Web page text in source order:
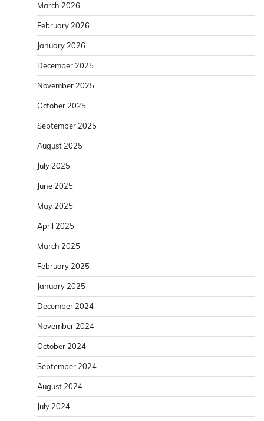
March 2026
February 2026
January 2026
December 2025
November 2025
October 2025
September 2025
August 2025
July 2025
June 2025
May 2025
April 2025
March 2025
February 2025
January 2025
December 2024
November 2024
October 2024
September 2024
August 2024
July 2024